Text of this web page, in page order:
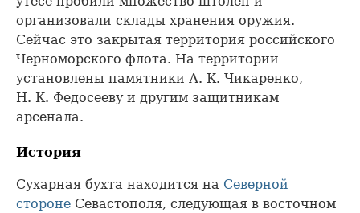
организовали склады хранения оружия.
Сейчас это закрытая территория российского
Черноморского флота. На территории
установлены памятники А. К. Чикаренко,
Н. К. Федосееву и другим защитникам
арсенала.
История
Сухарная бухта находится на Северной
стороне Севастополя, следующая в восточном